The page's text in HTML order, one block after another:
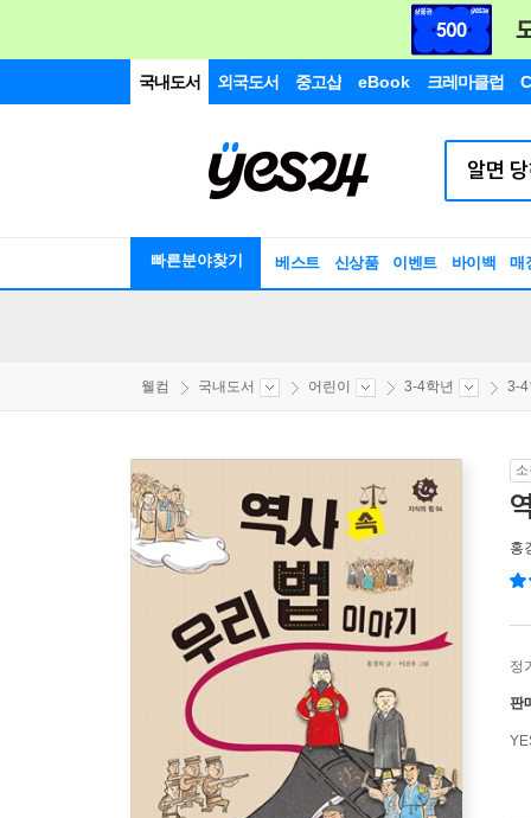
국내도서 외국도서 중고샵 eBook 크레마클럽
빠른분야찾기 베스트 신상품 이벤트 바이백 매
웰컴 국내도서 어린이 3-4학년 3-4
홍
정
판